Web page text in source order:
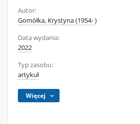
Autor:
Gomółka, Krystyna (1954- )
Data wydania:
2022
Typ zasobu:
artykuł
Więcej